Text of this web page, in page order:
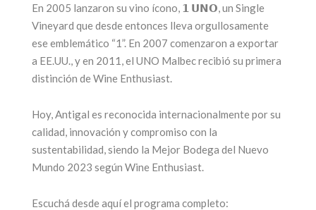
En 2005 lanzaron su vino ícono, 𝟭 𝗨𝗡𝗢, un Single
Vineyard que desde entonces lleva orgullosamente
ese emblemático “1”. En 2007 comenzaron a exportar
a EE.UU., y en 2011, el UNO Malbec recibió su primera
distinción de Wine Enthusiast.
Hoy, Antigal es reconocida internacionalmente por su
calidad, innovación y compromiso con la
sustentabilidad, siendo la Mejor Bodega del Nuevo
Mundo 2023 según Wine Enthusiast.
Escuchá desde aquí el programa completo: